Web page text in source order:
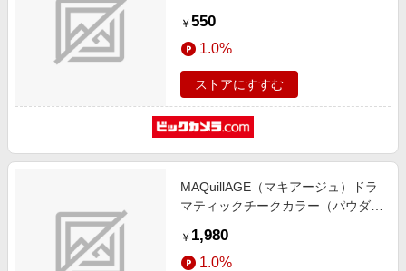
￥ 550
1.0%
ストアにすすむ
MAQuillAGE（マキアージュ）ドラ
マティックチークカラー（パウダ
￥ 1,980
1.0%